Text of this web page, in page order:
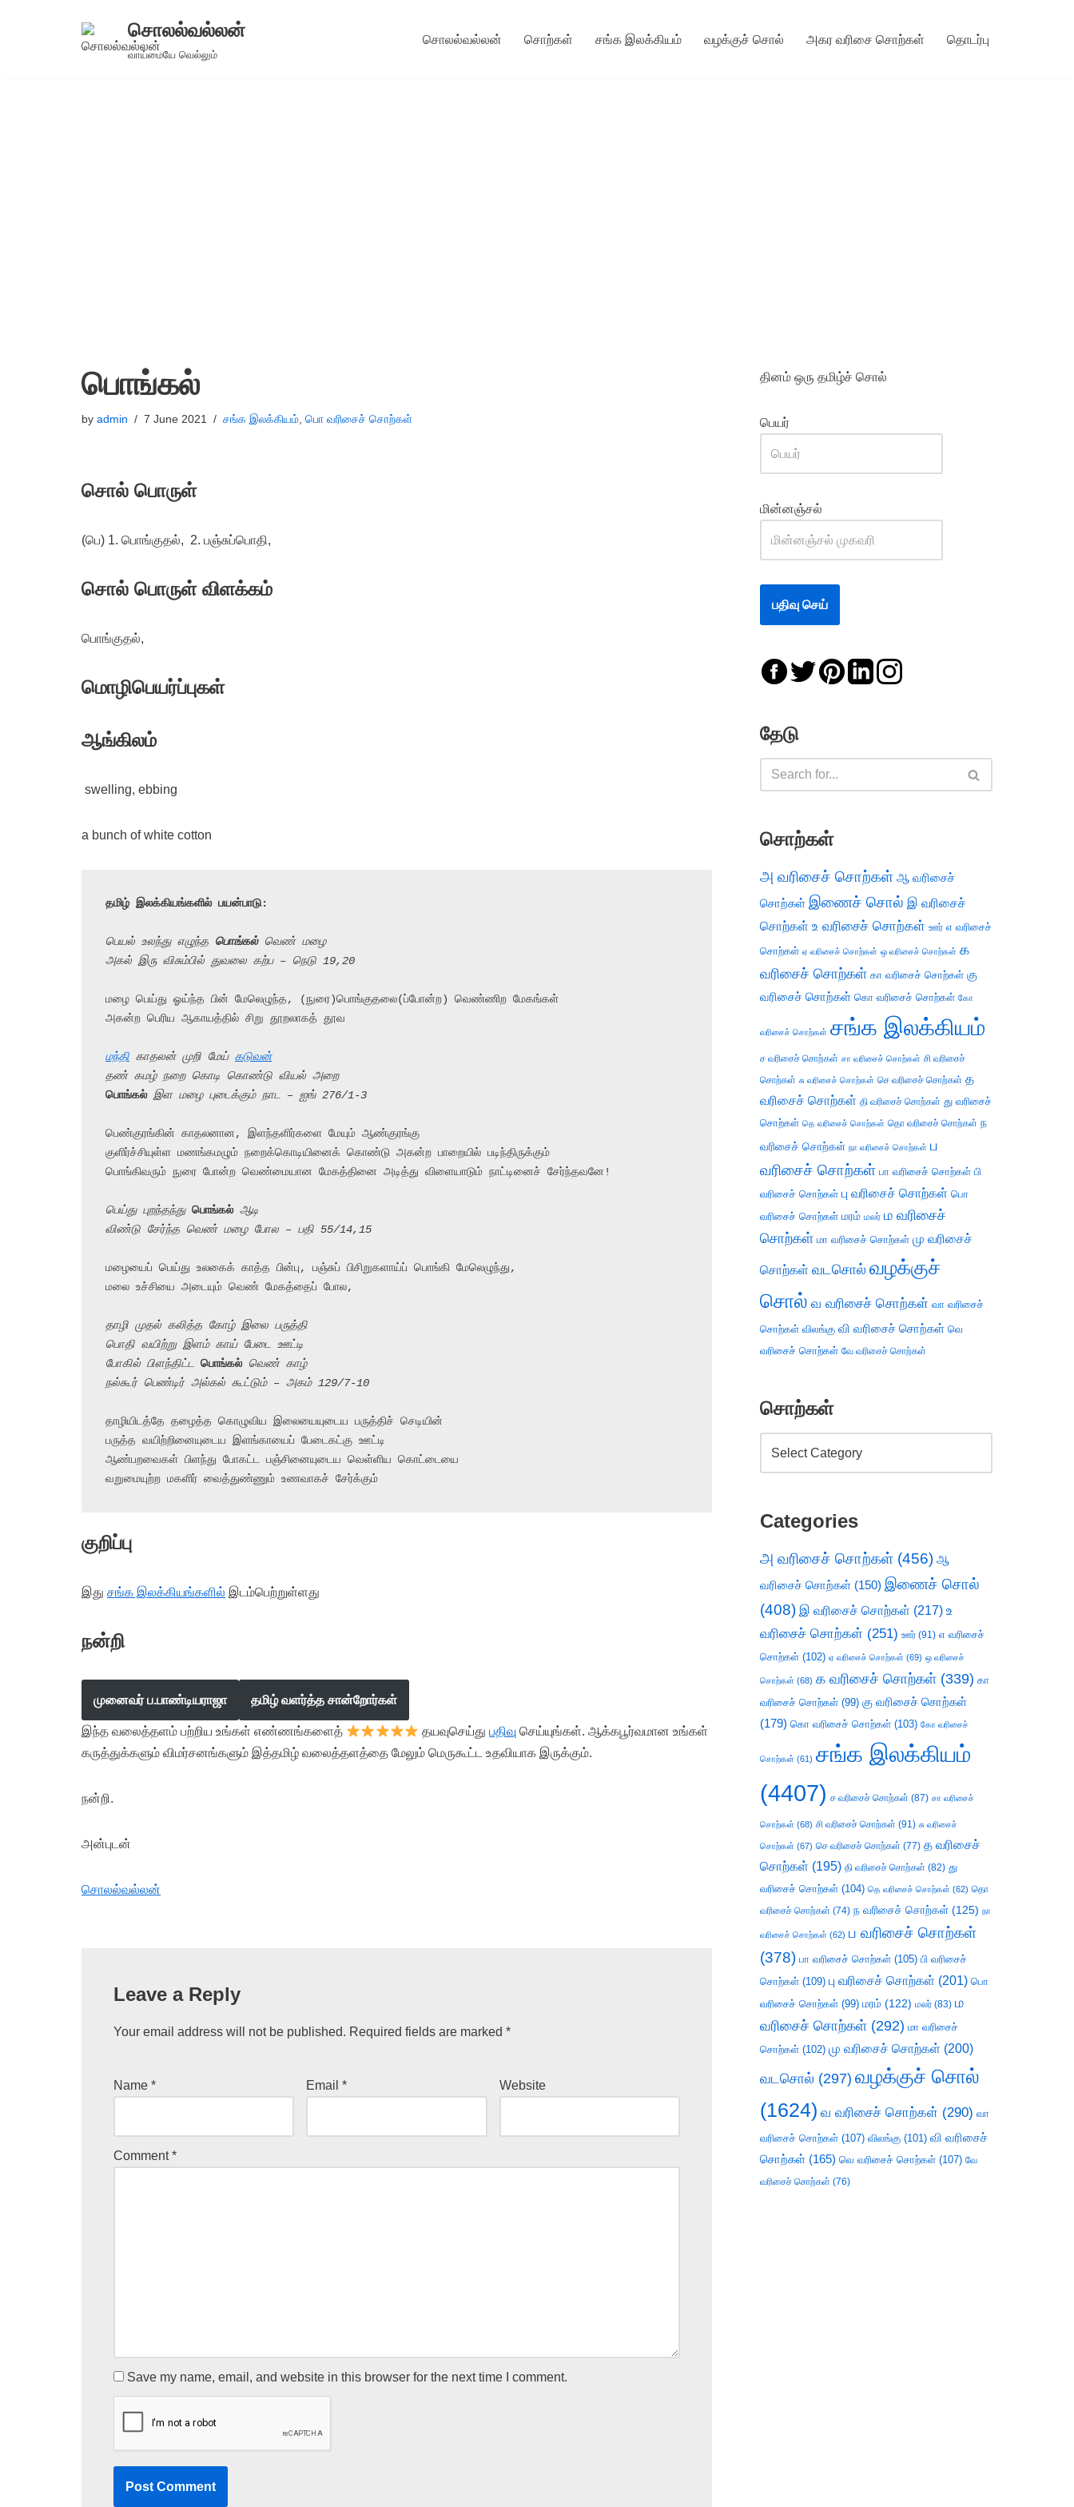
சொலல்வல்லன்
வாய்மையே வெல்லும்
சொலல்வல்லன் சொற்கள் சங்க இலக்கியம் வழக்குச் சொல் அகர வரிசை சொற்கள் தொடர்பு
பொங்கல்
by admin 7 June 2021 சங்க இலக்கியம் பொ வரிசைச் சொற்கள்
சொல் பொருள்
(பெ) 1. பொங்குதல், 2. பஞ்சுப்பொதி,
சொல் பொருள் விளக்கம்
பொங்குதல்,
மொழிபெயர்ப்புகள்
ஆங்கிலம்
swelling, ebbing
a bunch of white cotton
தமிழ் இலக்கியங்களில் பயன்பாடு:
பெயல் உலந்து எழுந்த பொங்கல் வெண் மழை
அகல் இரு விசும்பில் துவலை கற்ப – நெடு 19,20
மழை பெய்து ஓய்ந்த பின் மேலெழுந்த, (நுரை)பொங்குதலை(ப்போன்ற) வெண்ணிற மேகங்கள்
அகன்ற பெரிய ஆகாயத்தில் சிறு தூறலாகத் தூவ
மந்தி காதலன் முறி மேய் கடுவன்
தண் கமழ் நறை கொடி கொண்டு வியல் அறை
பொங்கல் இள மழை புடைக்கும் நாட – ஐங் 276/1-3
பெண்குரங்கின் காதலனான, இளந்தளிர்களை மேயும் ஆண்குரங்கு
குளிர்ச்சியுள்ள மணங்கமழும் நறைக்கொடியினைக் கொண்டு அகன்ற பாறையில் படிந்திருக்கும்
பொங்கிவரும் நுரை போன்ற வெண்மையான மேகத்தினை அடித்து விளையாடும் நாட்டினைச் சேர்ந்தவனே!
பெய்து புறந்தந்து பொங்கல் ஆடி
விண்டு சேர்ந்த வெண் மழை போல – பதி 55/14,15
மழையைப் பெய்து உலகைக் காத்த பின்பு, பஞ்சுப் பிசிறுகளாய்ப் பொங்கி மேலெழுந்து,
மலை உச்சியை அடையும் வெண் மேகத்தைப் போல,
தாழி முதல் கலித்த கோழ் இலை பருத்தி
பொதி வயிற்று இளம் காய் பேடை ஊட்டி
போகில் பிளந்திட்ட பொங்கல் வெண் காழ்
நல்கூர் பெண்டிர் அல்கல் கூட்டும் – அகம் 129/7-10
தாழியிடத்தே தழைத்த கொழுவிய இலையையுடைய பருத்திச் செடியின்
பருத்த வயிற்றினையுடைய இளங்காயைப் பேடைகட்கு ஊட்டி
ஆண்பறவைகள் பிளந்து போகட்ட பஞ்சினையுடைய வெள்ளிய கொட்டையை
வறுமையுற்ற மகளிர் வைத்துண்ணும் உணவாகச் சேர்க்கும்
குறிப்பு
இது சங்க இலக்கியங்களில் இடம்பெற்றுள்ளது
நன்றி
முனைவர் ப.பாண்டியராஜா தமிழ் வளர்த்த சான்றோர்கள்
இந்த வலைத்தளம் பற்றிய உங்கள் எண்ணங்களைத் தயவுசெய்துபதிவு செய்யுங்கள். ஆக்கபூர்வமான உங்கள்
கருத்துக்களும் விமர்சனங்களும் இத்தமிழ் வலைத்தளத்தை மேலும் மெருகூட்ட உதவியாக இருக்கும்.
நன்றி.
அன்புடன்
சொலல்வல்லன்
Leave a Reply
Your email address will not be published. Required fields are marked *
Name * Email* Website
Comment*
Save my name, email, and website in this browser for the next time I comment.
தினம் ஒரு தமிழ்ச் சொல்
பெயர்
மின்னஞ்சல்
தேடு
சொற்கள்
அ வரிசைச் சொற்கள் ஆ வரிசைச்
சொற்கள் இணைச் சொல் இ வரிசைச்
சொற்கள் உ வரிசைச் சொற்கள் ஊர் எ வரிசைச்
சொற்கள் ஏ வரிசைச் சொற்கள் ஒ வரிசைச் சொற்கள் க
வரிசைச் சொற்கள் கா வரிசைச் சொற்கள் கு
வரிசைச் சொற்கள் கொ வரிசைச் சொற்கள் கோ
வரிசைச் சொற்கள் சங்க இலக்கியம்
ச வரிசைச் சொற்கள் சா வரிசைச் சொற்கள் சி வரிசைச்
சொற்கள் சு வரிசைச் சொற்கள் செ வரிசைச் சொற்கள் த
வரிசைச் சொற்கள் தி வரிசைச் சொற்கள் து வரிசைச்
சொற்கள் தெ வரிசைச் சொற்கள் தொ வரிசைச் சொற்கள் ந
வரிசைச் சொற்கள் நா வரிசைச் சொற்கள் ப
வரிசைச் சொற்கள் பா வரிசைச் சொற்கள் பி
வரிசைச் சொற்கள் பு வரிசைச் சொற்கள் பொ
வரிசைச் சொற்கள் மரம் மலர் ம வரிசைச்
சொற்கள் மா வரிசைச் சொற்கள் மு வரிசைச்
சொற்கள் வடசொல் வழக்குச்
சொல் வ வரிசைச் சொற்கள் வா வரிசைச்
சொற்கள் விலங்கு வி வரிசைச் சொற்கள் வெ
வரிசைச் சொற்கள் வே வரிசைச் சொற்கள்
சொற்கள்
Categories
அ வரிசைச் சொற்கள் (456) ஆ
வரிசைச் சொற்கள் (150) இணைச் சொல்
(408) இ வரிசைச் சொற்கள் (217) உ
வரிசைச் சொற்கள் (251) ஊர் (91) எ வரிசைச்
சொற்கள் (102) ஏ வரிசைச் சொற்கள் (69) ஒ வரிசைச்
சொற்கள் (68) க வரிசைச் சொற்கள் (339) கா
வரிசைச் சொற்கள் (99) கு வரிசைச் சொற்கள்
(179) கொ வரிசைச் சொற்கள் (103) கோ வரிசைச்
சொற்கள் (61) சங்க இலக்கியம்
(4407) ச வரிசைச் சொற்கள் (87) சா வரிசைச்
சொற்கள் (68) சி வரிசைச் சொற்கள் (91) சு வரிசைச்
சொற்கள் (67) செ வரிசைச் சொற்கள் (77) த வரிசைச்
சொற்கள் (195) தி வரிசைச் சொற்கள் (82) து
வரிசைச் சொற்கள் (104) தெ வரிசைச் சொற்கள் (62) தொ
வரிசைச் சொற்கள் (74) ந வரிசைச் சொற்கள் (125) நா
வரிசைச் சொற்கள் (62) ப வரிசைச் சொற்கள்
(378) பா வரிசைச் சொற்கள் (105) பி வரிசைச்
சொற்கள் (109) பு வரிசைச் சொற்கள் (201) பொ
வரிசைச் சொற்கள் (99) மரம் (122) மலர் (83) ம
வரிசைச் சொற்கள் (292) மா வரிசைச்
சொற்கள் (102) மு வரிசைச் சொற்கள் (200)
வடசொல் (297) வழக்குச் சொல்
(1624) வ வரிசைச் சொற்கள் (290) வா
வரிசைச் சொற்கள் (107) விலங்கு (101) வி வரிசைச்
சொற்கள் (165) வெ வரிசைச் சொற்கள் (107) வே
வரிசைச் சொற்கள் (76)